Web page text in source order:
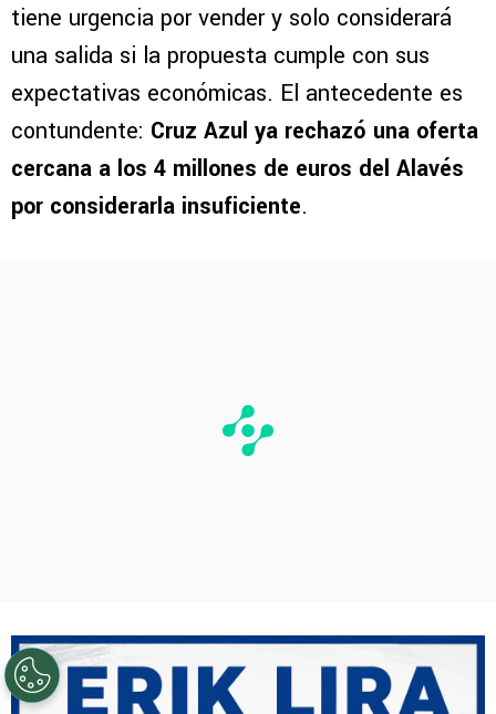
tiene urgencia por vender y solo considerará
una salida si la propuesta cumple con sus
expectativas económicas. El antecedente es
contundente: Cruz Azul ya rechazó una oferta
cercana a los 4 millones de euros del Alavés
por considerarla insuficiente.